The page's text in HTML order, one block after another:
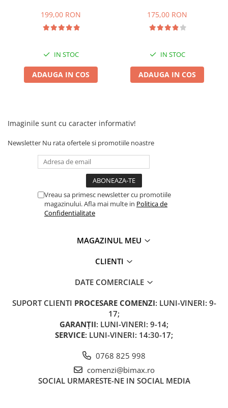
Pliabila
Ztech
PIESE DE SCHIMB
Acumulatori 36V
Acumulatori 48V
Incarcatoare 36V
Piese Trotinete Electrice
199,00 RON
IN STOC
ADAUGA IN COS
175,00 RON
IN STOC
ADAUGA IN COS
Imaginile sunt cu caracter informativ!
Newsletter Nu rata ofertele si promotiile noastre
Vreau sa primesc newsletter cu promotiile
magazinului. Afla mai multe in Politica de
Confidentialitate
MAGAZINUL MEU
CLIENTI
DATE COMERCIALE
SUPORT CLIENTI PROCESARE COMENZI: LUNI-VINERI: 9-
17;
GARANȚII: LUNI-VINERI: 9-14;
SERVICE: LUNI-VINERI: 14:30-17;
0768 825 998
comenzi@bimax.ro
SOCIAL URMARESTE-NE IN SOCIAL MEDIA